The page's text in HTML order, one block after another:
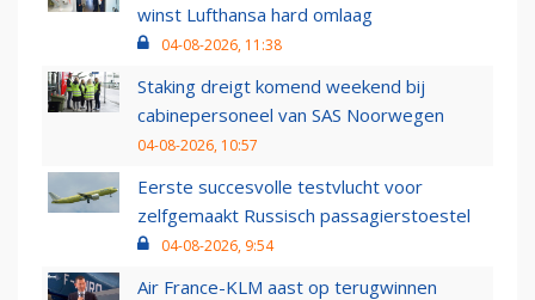
winst Lufthansa hard omlaag
04-08-2026, 11:38
Staking dreigt komend weekend bij
cabinepersoneel van SAS Noorwegen
04-08-2026, 10:57
Eerste succesvolle testvlucht voor
zelfgemaakt Russisch passagierstoestel
04-08-2026, 9:54
Air France-KLM aast op terugwinnen